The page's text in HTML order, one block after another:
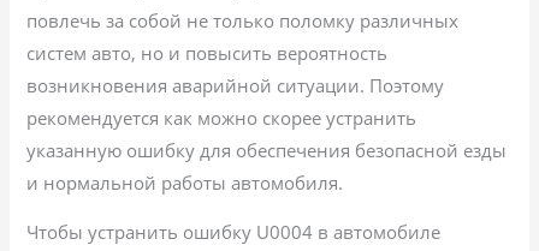
повлечь за собой не только поломку различных
систем авто, но и повысить вероятность
возникновения аварийной ситуации. Поэтому
рекомендуется как можно скорее устранить
указанную ошибку для обеспечения безопасной езды
и нормальной работы автомобиля.
Чтобы устранить ошибку U0004 в автомобиле